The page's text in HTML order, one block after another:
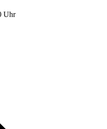
Uhr